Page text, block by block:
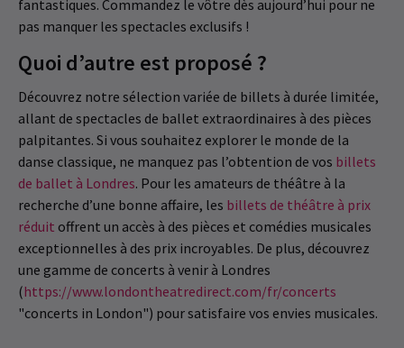
fantastiques. Commandez le vôtre dès aujourd’hui pour ne
pas manquer les spectacles exclusifs !
Quoi d’autre est proposé ?
Découvrez notre sélection variée de billets à durée limitée,
allant de spectacles de ballet extraordinaires à des pièces
palpitantes. Si vous souhaitez explorer le monde de la
danse classique, ne manquez pas l’obtention de vos billets
de ballet à Londres. Pour les amateurs de théâtre à la
recherche d’une bonne affaire, les billets de théâtre à prix
réduit offrent un accès à des pièces et comédies musicales
exceptionnelles à des prix incroyables. De plus, découvrez
une gamme de concerts à venir à Londres
(https://www.londontheatredirect.com/fr/concerts
"concerts in London") pour satisfaire vos envies musicales.